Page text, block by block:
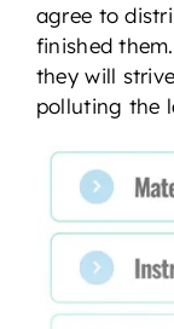
agree to
finished
they will
polluting the